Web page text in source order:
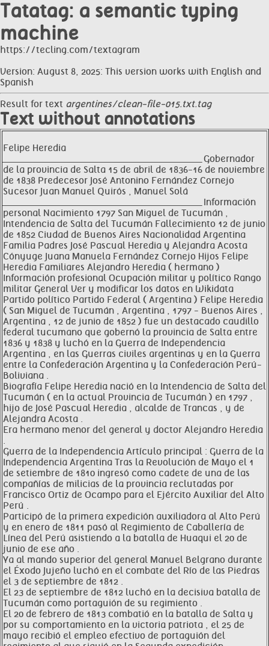
Tatatag: a semantic typing
machine
https://tecling.com/textagram
Version: August 8, 2025: This version works with English and
Spanish
Result for text argentines/clean-file-015.txt.tag
Text without annotations
Felipe Heredia
__________________________________________________________________ Gobernador
de la provincia de Salta 15 de abril de 1836-16 de noviembre
de 1838 Predecesor José Antonino Fernández Cornejo
Sucesor Juan Manuel Quirós , Manuel Solá
__________________________________________________________________ Información
personal Nacimiento 1797 San Miguel de Tucumán ,
Intendencia de Salta del Tucumán Fallecimiento 12 de junio
de 1852 Ciudad de Buenos Aires Nacionalidad Argentina
Familia Padres José Pascual Heredia y Alejandra Acosta
Cónyuge Juana Manuela Fernández Cornejo Hijos Felipe
Heredia Familiares Alejandro Heredia ( hermano )
Información profesional Ocupación militar y político Rango
militar General Ver y modificar los datos en Wikidata
Partido político Partido Federal ( Argentina ) Felipe Heredia
( San Miguel de Tucumán , Argentina , 1797 - Buenos Aires ,
Argentina , 12 de junio de 1852 ) fue un destacado caudillo
federal tucumano que gobernó la provincia de Salta entre
1836 y 1838 y luchó en la Guerra de Independencia
Argentina , en las Guerras civiles argentinas y en la Guerra
entre la Confederación Argentina y la Confederación Perú-
Boliviana .
Biografía Felipe Heredia nació en la Intendencia de Salta del
Tucumán ( en la actual Provincia de Tucumán ) en 1797 ,
hijo de José Pascual Heredia , alcalde de Trancas , y de
Alejandra Acosta .
Era hermano menor del general y doctor Alejandro Heredia
.
Guerra de la Independencia Artículo principal : Guerra de la
Independencia Argentina Tras la Revolución de Mayo el 1
de setiembre de 1810 ingresó como cadete de una de las
compañías de milicias de la provincia reclutadas por
Francisco Ortiz de Ocampo para el Ejército Auxiliar del Alto
Perú .
Participó de la primera expedición auxiliadora al Alto Perú
y en enero de 1811 pasó al Regimiento de Caballería de
Línea del Perú asistiendo a la batalla de Huaqui el 20 de
junio de ese año .
Ya al mando superior del general Manuel Belgrano durante
el Éxodo Jujeño luchó en el combate del Río de las Piedras
el 3 de septiembre de 1812 .
El 23 de septiembre de 1812 luchó en la decisiva batalla de
Tucumán como portaguión de su regimiento .
El 20 de febrero de 1813 combatió en la batalla de Salta y
por su comportamiento en la victoria patriota , el 25 de
mayo recibió el empleo efectivo de portaguión del